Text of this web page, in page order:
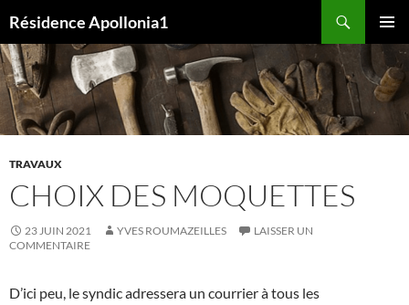
au
contenu
Résidence Apollonia1
MENU
TRAVAUX
CHOIX DES MOQUETTES
23 JUIN 2021 YVES ROUMAZEILLES
LAISSER UN
COMMENTAIRE
D’ici peu, le syndic adressera un courrier à tous les